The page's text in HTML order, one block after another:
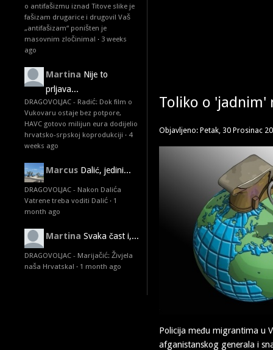
o antifašizmu iznad Titove slike je
fašizam drugarice i drugovi! Vaš
„antifašizam“ poništen je
masovnim zločinima! · 3 weeks
ago
Martina Nije to
prljava...
DRAGOVOLJAC - Radić: Dok film o
Vukovaru ostaje bez potpore,
HAVC gotovo milijun eura dodijelio
hrvatsko-srpskoj koprodukciji · 4
weeks ago
Marcus Dalić, jedini...
DRAGOVOLJAC - Nakon Dalića
Vatrene treba voditi Dalić · 1
month ago
Martina Svaka čast i,...
DRAGOVOLJAC - Marijačić: Živjela
naša Hrvatska! · 1 month ago
Toliko o 'jadnim'
Objavljeno: Petak, 30 Prosinac
Policija među migrantima u
afganistanskog generala i